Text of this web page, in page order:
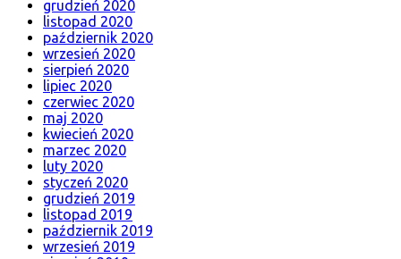
grudzień 2020
listopad 2020
październik 2020
wrzesień 2020
sierpień 2020
lipiec 2020
czerwiec 2020
maj 2020
kwiecień 2020
marzec 2020
luty 2020
styczeń 2020
grudzień 2019
listopad 2019
październik 2019
wrzesień 2019